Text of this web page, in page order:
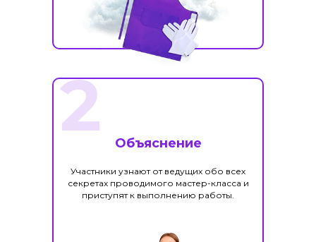
Объяснение
Участники узнают от ведущих обо всех
секретах проводимого мастер-класса и
приступят к выполнению работы.
2